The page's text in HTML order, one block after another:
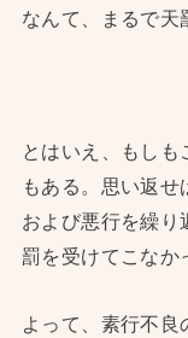
なんて、まるで
とはいえ、もし
もある。思い返
および悪行を繰り
罰を受けてこなか
よって、素行不